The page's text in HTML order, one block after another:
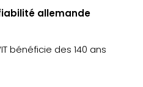
allemande
bénéficie des 140 ans